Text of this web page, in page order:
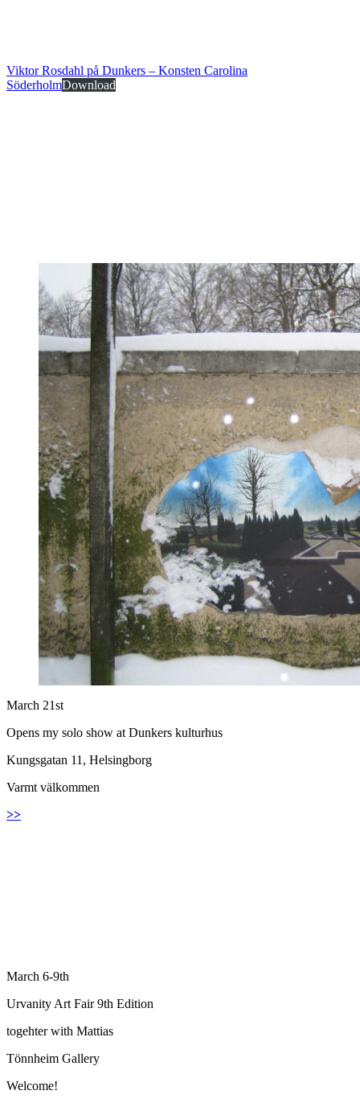
Viktor Rosdahl på Dunkers – Konsten Carolina
SöderholmDownload
March 21st
Opens my solo show at Dunkers kulturhus
Kungsgatan 11, Helsingborg
Varmt välkommen
>>
March 6-9th
Urvanity Art Fair 9th Edition
togehter with Mattias
Tönnheim Gallery
Welcome!